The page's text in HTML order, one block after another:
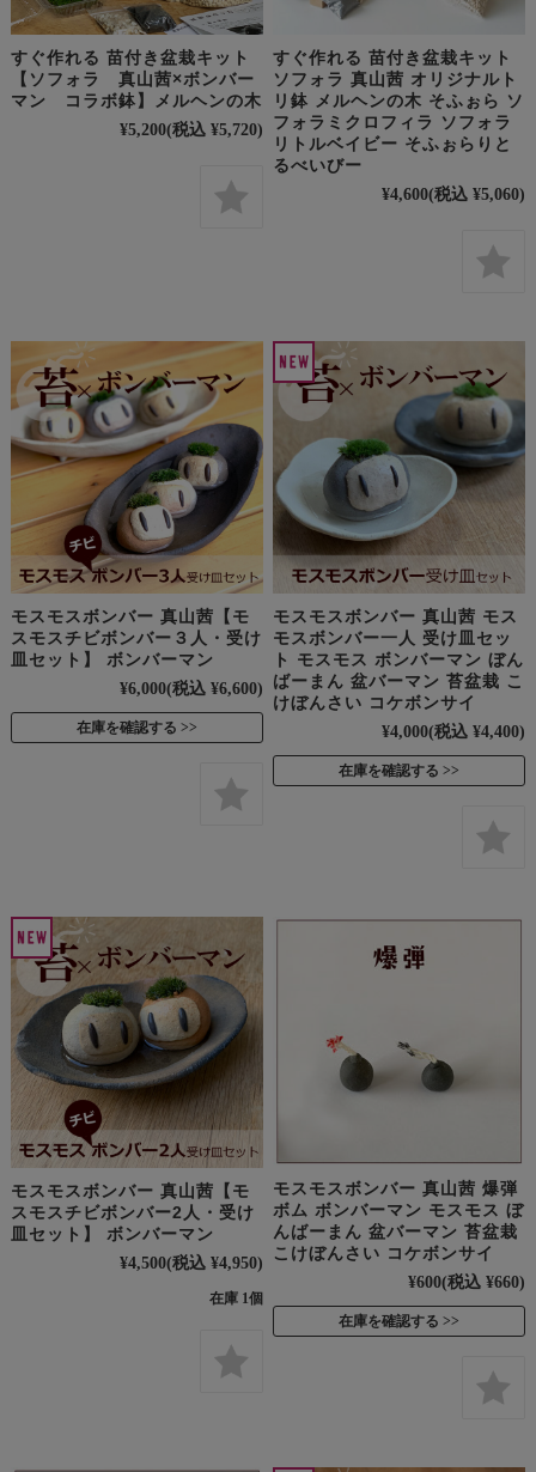
すぐ作れる 苗付き盆栽キット
【ソフォラ 真山茜×ボンバー
マン コラボ鉢】メルヘンの木
¥5,200(税込 ¥5,720)
すぐ作れる 苗付き盆栽キット
ソフォラ 真山茜 オリジナルト
リ鉢 メルヘンの木 そふぉら ソ
フォラミクロフィラ ソフォラ
リトルベイビー そふぉらりと
るべいびー
¥4,600(税込 ¥5,060)
モスモスボンバー 真山茜【モ
スモスチビボンバー３人・受け
皿セット】 ボンバーマン
¥6,000(税込 ¥6,600)
在庫を確認する
モスモスボンバー 真山茜 モス
モスボンバー一人 受け皿セッ
ト モスモス ボンバーマン ぼん
ばーまん 盆バーマン 苔盆栽 こ
けぼんさい コケボンサイ
¥4,000(税込 ¥4,400)
在庫を確認する
モスモスボンバー 真山茜【モ
スモスチビボンバー2人・受け
皿セット】 ボンバーマン
¥4,500(税込 ¥4,950)
在庫 1個
モスモスボンバー 真山茜 爆弾
ボム ボンバーマン モスモス ぼ
んばーまん 盆バーマン 苔盆栽
こけぼんさい コケボンサイ
¥600(税込 ¥660)
在庫を確認する